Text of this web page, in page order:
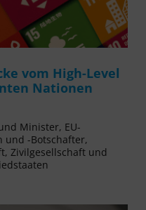
vom High-Level
Nationen
Minister, EU-
und -Botschafter,
Zivilgesellschaft und